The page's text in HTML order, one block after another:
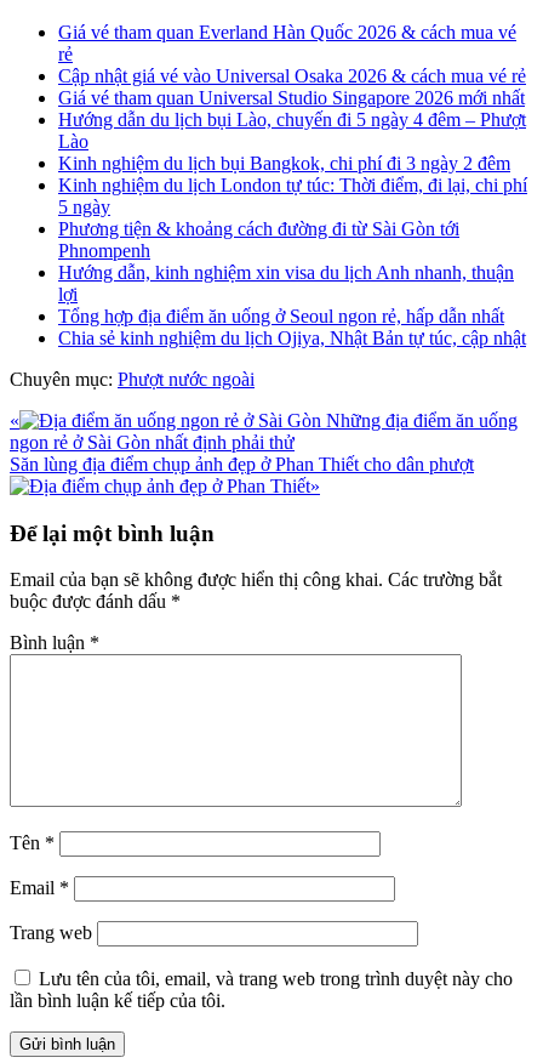
Giá vé tham quan Everland Hàn Quốc 2026 & cách mua vé
rẻ
Cập nhật giá vé vào Universal Osaka 2026 & cách mua vé rẻ
Giá vé tham quan Universal Studio Singapore 2026 mới nhất
Hướng dẫn du lịch bụi Lào, chuyến đi 5 ngày 4 đêm – Phượt
Lào
Kinh nghiệm du lịch bụi Bangkok, chi phí đi 3 ngày 2 đêm
Kinh nghiệm du lịch London tự túc: Thời điểm, đi lại, chi phí
5 ngày
Phương tiện & khoảng cách đường đi từ Sài Gòn tới
Phnompenh
Hướng dẫn, kinh nghiệm xin visa du lịch Anh nhanh, thuận
lợi
Tổng hợp địa điểm ăn uống ở Seoul ngon rẻ, hấp dẫn nhất
Chia sẻ kinh nghiệm du lịch Ojiya, Nhật Bản tự túc, cập nhật
Chuyên mục: Phượt nước ngoài
Bài
viết
trước
«
Những địa điểm ăn uống
ngon rẻ ở Sài Gòn nhất định phải thử
Bài
viết
Săn lùng địa điểm chụp ảnh đẹp ở Phan Thiết cho dân phượt
»
Interactions
Để lại một bình luận
Email của bạn sẽ không được hiển thị công khai. Các trường bắt
buộc được đánh dấu *
Bình luận *
Tên *
Email *
Trang web
Lưu tên của tôi, email, và trang web trong trình duyệt này cho
lần bình luận kế tiếp của tôi.